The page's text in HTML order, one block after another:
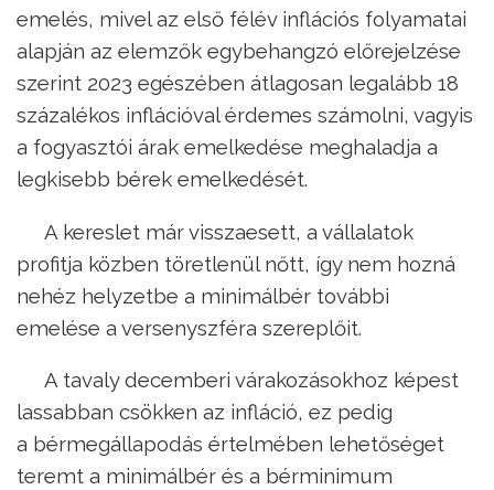
emelés, mivel az első félév inflációs folyamatai
alapján az elemzők egybehangzó előrejelzése
szerint 2023 egészében átlagosan legalább 18
százalékos inflációval érdemes számolni, vagyis
a fogyasztói árak emelkedése meghaladja a
legkisebb bérek emelkedését.
A kereslet már visszaesett, a vállalatok
profitja közben töretlenül nőtt, így nem hozná
nehéz helyzetbe a minimálbér további
emelése a versenyszféra szereplőit.
A tavaly decemberi várakozásokhoz képest
lassabban csökken az infláció, ez pedig
a bérmegállapodás értelmében lehetőséget
teremt a minimálbér és a bérminimum